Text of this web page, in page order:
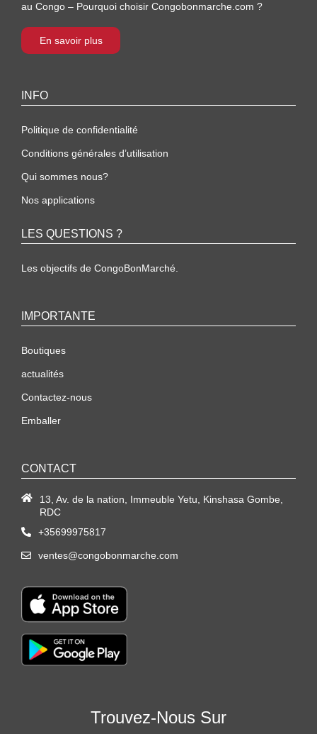
au Congo – Pourquoi choisir Congobonmarche.com ?
En savoir plus
INFO
Politique de confidentialité
Conditions générales d’utilisation
Qui sommes nous?
Nos applications
LES QUESTIONS ?
Les objectifs de CongoBonMarché.
IMPORTANTE
Boutiques
actualités
Contactez-nous
Emballer
CONTACT
13, Av. de la nation, Immeuble Yetu, Kinshasa Gombe,
RDC
+35699975817
ventes@congobonmarche.com
Trouvez-Nous Sur